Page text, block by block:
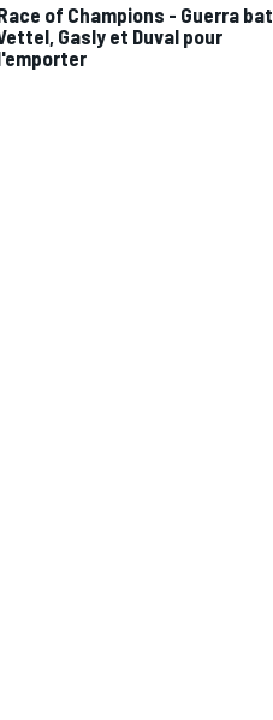
of Champions - Guerra bat
Gasly et Duval pour